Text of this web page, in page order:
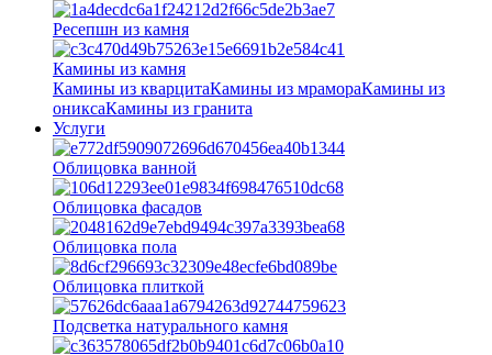
Ресепшн из камня
Камины из камня
Камины из кварцитаКамины из мрамораКамины из
ониксаКамины из гранита
Услуги
Облицовка ванной
Облицовка фасадов
Облицовка пола
Облицовка плиткой
Подсветка натурального камня